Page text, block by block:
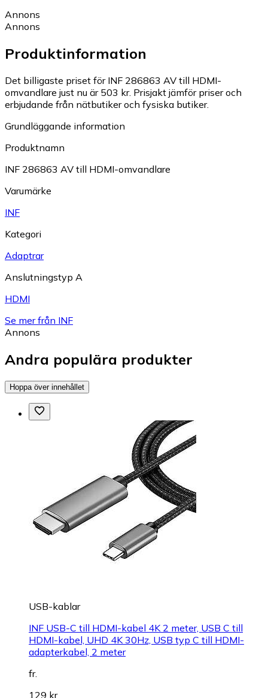
Annons
Annons
Produktinformation
Det billigaste priset för INF 286863 AV till HDMI-
omvandlare just nu är 503 kr. Prisjakt jämför priser och
erbjudande från nätbutiker och fysiska butiker.
Grundläggande information
Produktnamn
INF 286863 AV till HDMI-omvandlare
Varumärke
INF
Kategori
Adaptrar
Anslutningstyp A
HDMI
Se mer från INF
Annons
Andra populära produkter
Hoppa över innehållet
USB-kablar
INF USB-C till HDMI-kabel 4K 2 meter, USB C till
HDMI-kabel, UHD 4K 30Hz, USB typ C till HDMI-
adapterkabel, 2 meter
fr.
129 kr